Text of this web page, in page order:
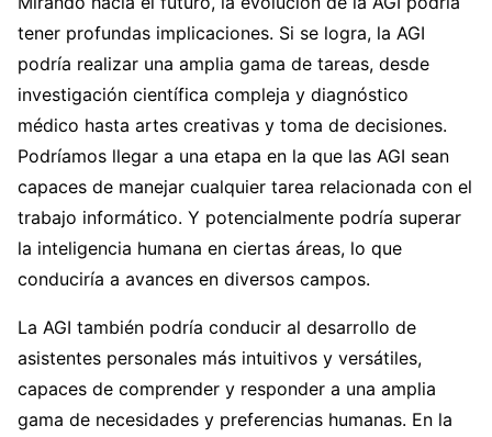
tener profundas implicaciones. Si se logra, la AGI
podría realizar una amplia gama de tareas, desde
investigación científica compleja y diagnóstico
médico hasta artes creativas y toma de decisiones.
Podríamos llegar a una etapa en la que las AGI sean
capaces de manejar cualquier tarea relacionada con el
trabajo informático. Y potencialmente podría superar
la inteligencia humana en ciertas áreas, lo que
conduciría a avances en diversos campos.
La AGI también podría conducir al desarrollo de
asistentes personales más intuitivos y versátiles,
capaces de comprender y responder a una amplia
gama de necesidades y preferencias humanas. En la